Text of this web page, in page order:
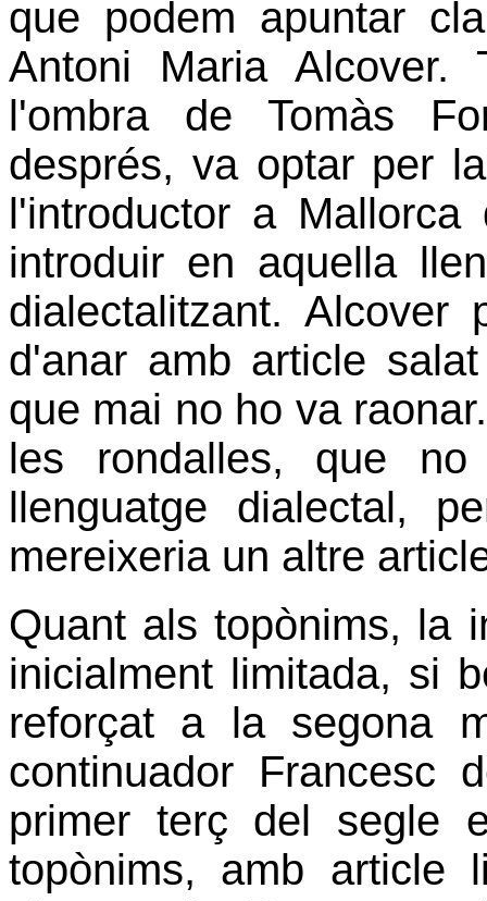
que podem apuntar
Antoni Maria
l'ombra de Tomàs
després, va optar per
l'introductor a
introduir en aquella
dialectalitzant.
d'anar amb article
que mai no ho va
les rondalles, que
llenguatge dialectal,
mereixeria un altre
Quant als topònims, la
inicialment limitada, si
reforçat a la segona
continuador Francesc
primer terç del segle
topònims, amb article